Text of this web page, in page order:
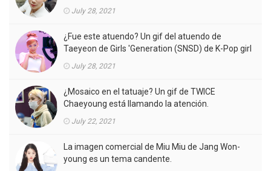
July 28, 2021
¿Fue este atuendo? Un gif del atuendo de
Taeyeon de Girls 'Generation (SNSD) de K-Pop girl
July 28, 2021
¿Mosaico en el tatuaje? Un gif de TWICE
Chaeyoung está llamando la atención.
July 22, 2021
La imagen comercial de Miu Miu de Jang Won-
young es un tema candente.